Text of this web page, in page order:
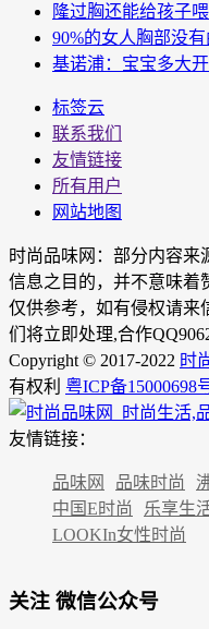
隆过胸还能给孩子喂
90%的女人胸部没
基诺浦：宝宝多大
标签云
联系我们
友情链接
所有用户
网站地图
时尚品味网：部分内容来
信息之目的，并不意味着
仅供参考，如有侵权请来
们将立即处理,合作
Copyright © 2017-2022 时
有权利 粤ICP备15000698
友情链接：
品味网 品味时尚
中国E时尚
乐享生
LOOKIn女性时尚
关注 微信公众号